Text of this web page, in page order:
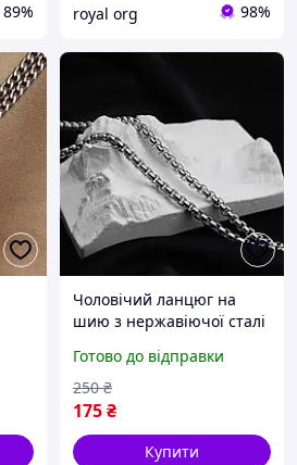
89% royal org 98%
Чоловічий ланцюг на
шию з нержавіючої сталі
чоловічий. Чоловічі
стильні аксесуари.
Готово до відправки
175₴
250 ₴
Купити